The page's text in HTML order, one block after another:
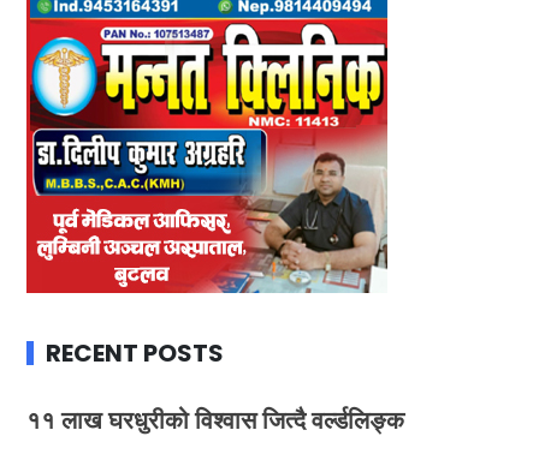
RECENT POSTS
११ लाख घरधुरीको विश्वास जित्दै वर्ल्डलिङ्क